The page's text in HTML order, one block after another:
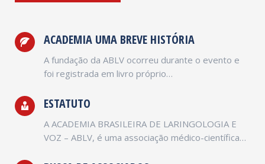
ACADEMIA UMA BREVE HISTÓRIA
A fundação da ABLV ocorreu durante o evento e
foi registrada em livro próprio…
ESTATUTO
A ACADEMIA BRASILEIRA DE LARINGOLOGIA E
VOZ – ABLV, é uma associação médico-científica…